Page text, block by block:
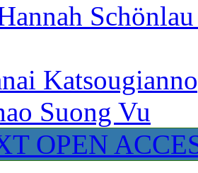
Suong Vu
OPEN